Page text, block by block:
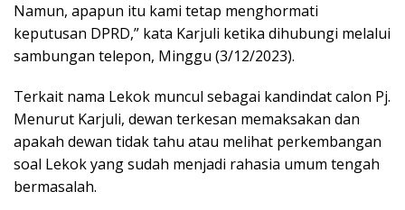
Namun, apapun itu kami tetap menghormati
keputusan DPRD,” kata Karjuli ketika dihubungi melalui
sambungan telepon, Minggu (3/12/2023).
Terkait nama Lekok muncul sebagai kandindat calon Pj.
Menurut Karjuli, dewan terkesan memaksakan dan
apakah dewan tidak tahu atau melihat perkembangan
soal Lekok yang sudah menjadi rahasia umum tengah
bermasalah.